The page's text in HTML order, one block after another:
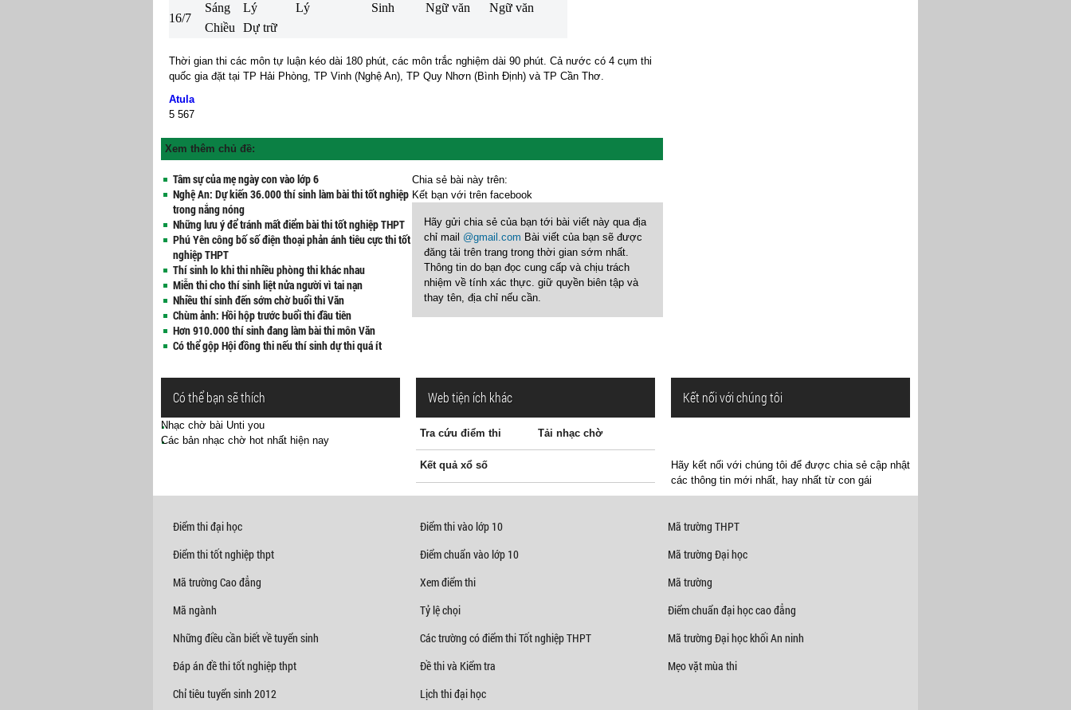
16/7
Sáng Lý Lý Sinh Ngữ văn
Ngữ văn
Chiều
Dự trữ
Thời gian thi các môn tự luận kéo dài 180 phút, các môn trắc nghiệm dài 90 phút. Cả nước có 4 cụm thi
quốc gia đặt tại TP Hải Phòng, TP Vinh (Nghệ An), TP Quy Nhơn (Bình Định) và TP Cần Thơ.
Atula
5 567
Xem thêm chủ đề:
Tâm sự của mẹ ngày con vào lớp 6
Nghệ An: Dự kiến 36.000 thí sinh làm bài thi tốt nghiệp
trong nắng nóng
Những lưu ý để tránh mất điểm bài thi tốt nghiệp THPT
Phú Yên công bố số điện thoại phản ánh tiêu cực thi tốt
nghiệp THPT
Thí sinh lo khi thi nhiều phòng thi khác nhau
Miễn thi cho thí sinh liệt nửa người vì tai nạn
Nhiều thí sinh đến sớm chờ buổi thi Văn
Chùm ảnh: Hồi hộp trước buổi thi đầu tiên
Hơn 910.000 thí sinh đang làm bài thi môn Văn
Có thể gộp Hội đồng thi nếu thí sinh dự thi quá ít
Chia sẻ bài này trên:
Kết bạn với trên facebook
Hãy gửi chia sẻ của bạn tới bài viết này qua địa
chỉ mail @gmail.com Bài viết của bạn sẽ được
đăng tải trên trang trong thời gian sớm nhất.
Thông tin do bạn đọc cung cấp và chịu trách
nhiệm về tính xác thực. giữ quyền biên tập và
thay tên, địa chỉ nếu cần.
Có thể bạn sẽ thích
Nhạc chờ bài Unti you
Các bản nhạc chờ hot nhất hiện nay
Web tiện ích khác
Tra cứu điểm thi Tải nhạc chờ
Kết quả xổ số
Kết nối với chúng tôi
Hãy kết nối với chúng tôi để được chia sẻ cập nhật
các thông tin mới nhất, hay nhất từ con gái
Điểm thi đại học Điểm thi vào lớp 10
Mã trường THPT
Điểm thi tốt nghiệp thpt
Điểm chuẩn vào lớp 10
Mã trường Đại học
Mã trường Cao đẳng
Xem điểm thi
Mã trường
Mã ngành
Tỷ lệ chọi
Điểm chuẩn đại học cao đẳng
Những điều cần biết về tuyển sinh
Các trường có điểm thi Tốt nghiệp THPT
Mã trường Đại học khối An ninh
Đáp án đề thi tốt nghiệp thpt
Đề thi và Kiểm tra
Mẹo vặt mùa thi
Chỉ tiêu tuyển sinh 2012
Lịch thi đại học